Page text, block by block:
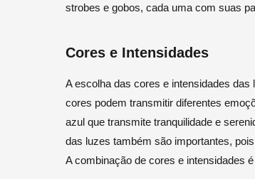
strobes e gobos, cada uma com suas
Cores e Intensidades
A escolha das cores e intensidades
cores podem transmitir diferentes
azul que transmite tranquilidade e
das luzes também são importantes,
A combinação de cores e intensidades